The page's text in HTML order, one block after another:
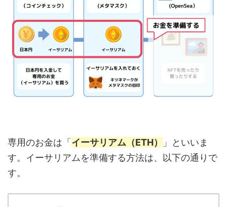
専用のお金は「 イーサリアム（ETH）
」といいま
す。イーサリアムを準備する方法は、以下の通りで
す。